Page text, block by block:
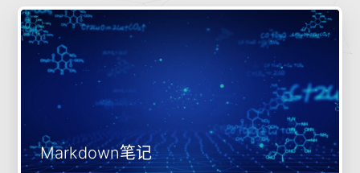
Markdown笔记